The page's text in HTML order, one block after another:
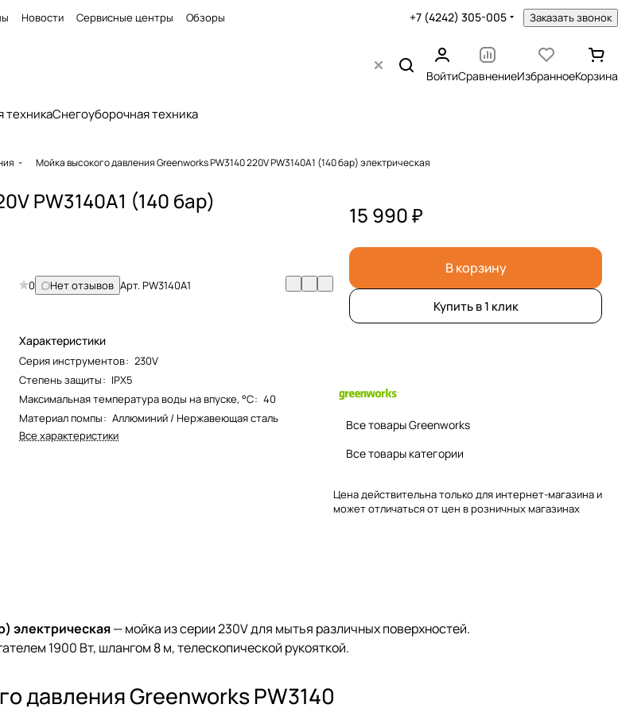
Новости Сервисные центры Обзоры +7 (4242) 305-005 Заказать звонок
ВойтиСравнениеИзбранноеКорзина
техникаСнегоуборочная техника
Мойка высокого давления Greenworks PW3140 220V PW3140A1 (140 бар) электрическая
PW3140A1 (140 бар)
0 Нет отзывов Арт.PW3140A1
Характеристики
Серия инструментов: 230V
Степень защиты: IPX5
Максимальная температура воды на впуске, °C: 40
Материал помпы: Аллюминий / Нержавеющая сталь
Все характеристики
15 990 ₽
В корзину
Купить в 1 клик
Все товары Greenworks
Все товары категории
Цена действительна только для интернет-магазина и
может отличаться от цен в розничных магазинах
электрическая— мойка из серии 230V для мытья различных поверхностей.
1900 Вт, шлангом 8 м, телескопической рукояткой.
давления Greenworks PW3140